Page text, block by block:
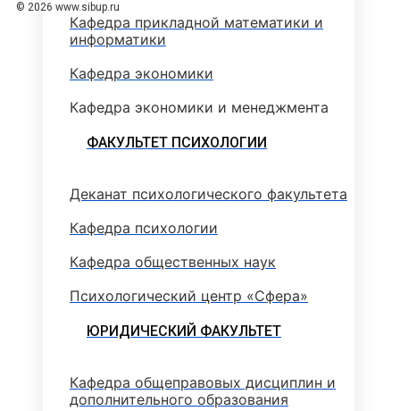
Кафедра прикладной математики и
информатики
Кафедра экономики
Кафедра экономики и менеджмента
ФАКУЛЬТЕТ ПСИХОЛОГИИ
Деканат психологического факультета
Кафедра психологии
Кафедра общественных наук
Психологический центр «Сфера»
ЮРИДИЧЕСКИЙ ФАКУЛЬТЕТ
Кафедра общеправовых дисциплин и
дополнительного образования
© 2026 www.sibup.ru